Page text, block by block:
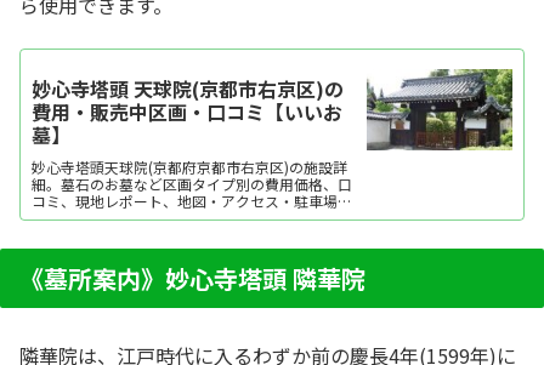
妙心寺塔頭 天球院(京都市右京区)の
費用・販売中区画・口コミ【いいお
墓】
妙心寺塔頭天球院(京都府京都市右京区)の施設詳
細。墓石のお墓など区画タイプ別の費用価格、口
コミ、現地レポート、地図・アクセス・駐車場情
報などを掲載。霊園・墓地をお探しなら日本最大
ださい。資料請求・見学予約・お墓の相談はすべ
て無料！建墓のポイント、石材店の選び方など、
お墓探しに...
《墓所案内》妙心寺塔頭 隣華院
隣華院は、江戸時代に入るわずか前の慶長4年(1599年)に